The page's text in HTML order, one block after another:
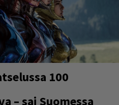
100
– sai Suomessa